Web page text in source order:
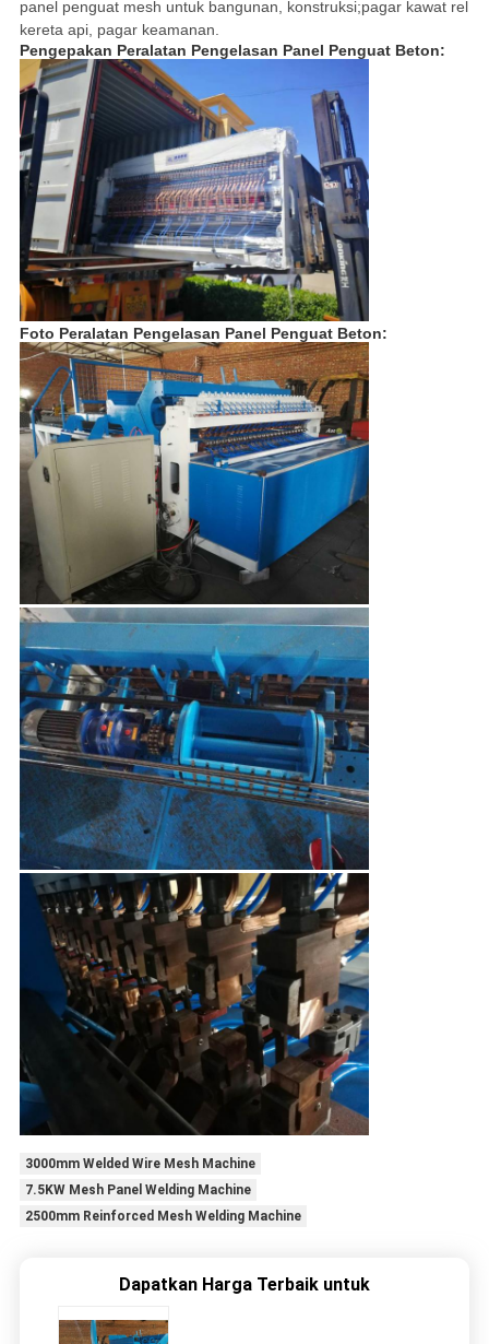
panel penguat mesh untuk bangunan, konstruksi;pagar kawat rel
kereta api, pagar keamanan.
Pengepakan Peralatan Pengelasan Panel Penguat Beton:
Foto Peralatan Pengelasan Panel Penguat Beton:
3000mm Welded Wire Mesh Machine
7.5KW Mesh Panel Welding Machine
2500mm Reinforced Mesh Welding Machine
Dapatkan Harga Terbaik untuk